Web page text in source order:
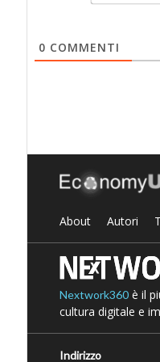
0 COMMENTI
About Autori
Nextwork360è il
cultura digitale e
Indirizzo